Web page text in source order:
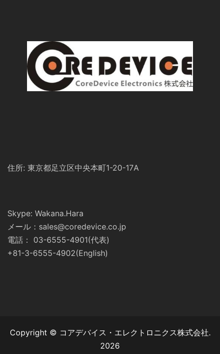
住所: 東京都足立区中央本町1-20-17A
Skype: Wakana.Hara
メール：sales@coredevice.co.jp
電話： 03-6555-4901(代表)
+81-3-6555-4902(English)
Copyright © コアデバイス・エレクトロニクス株式会社.
2026